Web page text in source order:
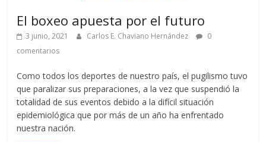
El boxeo apuesta por el futuro
3 junio, 2021 Carlos E. Chaviano Hernández
0
comentarios
Como todos los deportes de nuestro país, el pugilismo tuvo
que paralizar sus preparaciones, a la vez que suspendió la
totalidad de sus eventos debido a la difícil situación
epidemiológica que por más de un año ha enfrentado
nuestra nación.